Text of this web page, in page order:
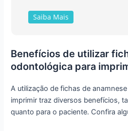
Saiba Mais
Benefícios de utilizar
odontológica para
A utilização de fichas de
imprimir traz diversos benefícios,
quanto para o paciente. Confira